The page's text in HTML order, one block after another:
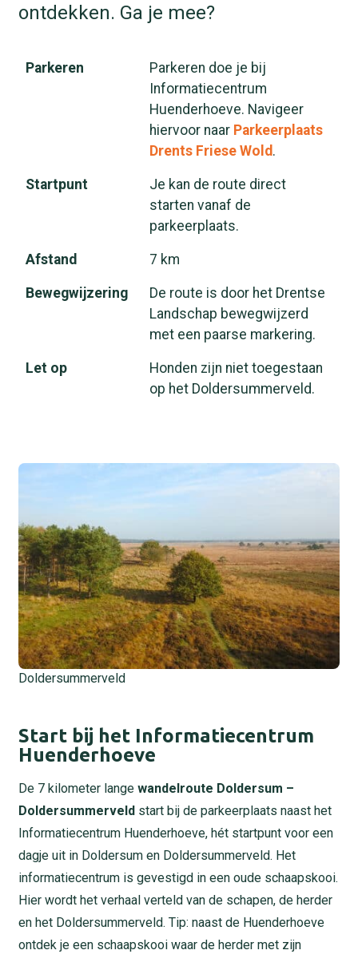
ontdekken. Ga je mee?
Parkeren
Parkeren doe je bij
Informatiecentrum
Huenderhoeve. Navigeer
hiervoor naar Parkeerplaats
Drents Friese Wold .
Startpunt
Je kan de route direct
starten vanaf de
parkeerplaats.
Afstand 7 km
Bewegwijzering
De route is door het Drentse
Landschap bewegwijzerd
met een paarse markering.
Let op
Honden zijn niet toegestaan
op het Doldersummerveld.
Doldersummerveld
Start bij het Informatiecentrum
Huenderhoeve
De 7 kilometer lange wandelroute Doldersum –
Doldersummerveld start bij de parkeerplaats naast het
Informatiecentrum Huenderhoeve, hét startpunt voor een
dagje uit in Doldersum en Doldersummerveld. Het
informatiecentrum is gevestigd in een oude schaapskooi.
Hier wordt het verhaal verteld van de schapen, de herder
en het Doldersummerveld. Tip: naast de Huenderhoeve
ontdek je een schaapskooi waar de herder met zijn